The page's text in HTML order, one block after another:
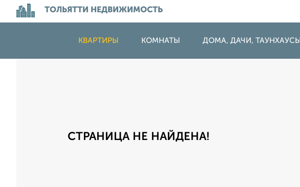
ТОЛЬЯТТИ НЕДВИЖИМОСТЬ
КВАРТИРЫ КОМНАТЫ ДОМА, ДАЧИ, ТАУНХАУСЫ
СТРАНИЦА НЕ НАЙДЕНА!